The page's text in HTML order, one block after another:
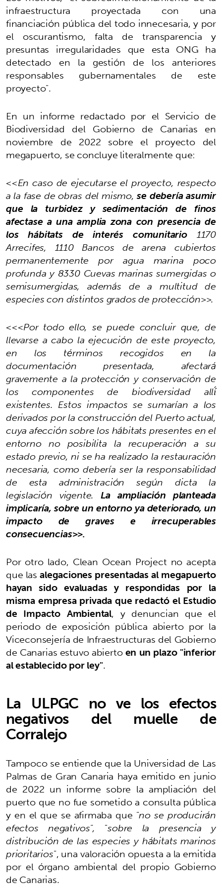
infraestructura proyectada con una
financiación pública del todo innecesaria, y por
el oscurantismo, falta de transparencia y
presuntas irregularidades que esta ONG ha
detectado en la gestión de los anteriores
responsables gubernamentales de este
proyecto".
En un informe redactado por el Servicio de
Biodiversidad del Gobierno de Canarias en
noviembre de 2022 sobre el proyecto del
megapuerto, se concluye literalmente que:
<<En caso de ejecutarse el proyecto, respecto
a la fase de obras del mismo,se debería asumir
que la turbidez y sedimentación de finos
afectase a una amplia zona con presencia de
los hábitats de interés comunitario1170
Arrecifes, 1110 Bancos de arena cubiertos
permanentemente por agua marina poco
profunda y 8330 Cuevas marinas sumergidas o
semisumergidas, además de a multitud de
especies con distintos grados de protección>>.
<<<Por todo ello, se puede concluir que, de
llevarse a cabo la ejecución de este proyecto,
en los términos recogidos en la
documentación presentada, afectará
gravemente a la protección y conservación de
los componentes de biodiversidad allí́
existentes. Estos impactos se sumarían a los
derivados por la construcción del Puerto actual,
cuya afección sobre los hábitats presentes en el
entorno no posibilita la recuperación a su
estado previo, ni se ha realizado la restauración
necesaria, como debería ser la responsabilidad
de esta administración según dicta la
legislación vigente.La ampliación planteada
implicaría, sobre un entorno ya deteriorado, un
impacto de graves e irrecuperables
consecuencias>>.
Por otro lado, Clean Ocean Project no acepta
que lasalegaciones presentadas al megapuerto
hayan sido evaluadas y respondidas por la
misma empresa privada que redactó el Estudio
de Impacto Ambiental, y denuncian que el
periodo de exposición pública abierto por la
Viceconsejería de Infraestructuras del Gobierno
de Canarias estuvo abiertoen un plazo "inferior
al establecido por ley".
La ULPGC no ve los efectos
negativos del muelle de
Corralejo
Tampoco se entiende que la Universidad de Las
Palmas de Gran Canaria haya emitido en junio
de 2022 un informe sobre la ampliación del
puerto que no fue sometido a consulta pública
y en el que se afirmaba que "no se producirán
efectos negativos", "sobre la presencia y
distribución de las especies y hábitats marinos
prioritarios", una valoración opuesta a la emitida
por el órgano ambiental del propio Gobierno
de Canarias.